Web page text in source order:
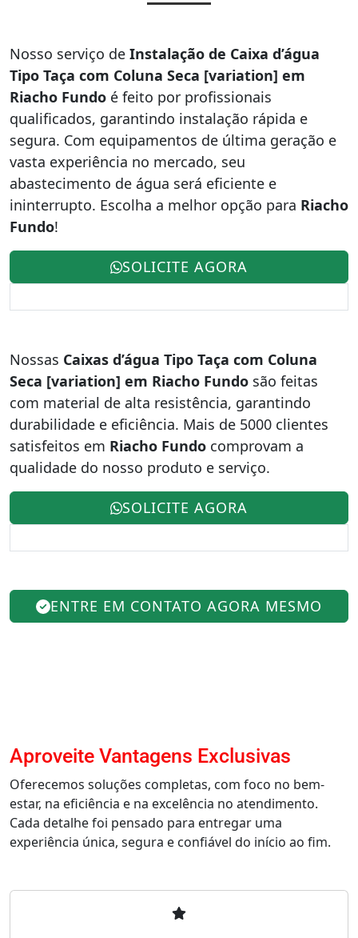
Nosso serviço de Instalação de Caixa d’água
Tipo Taça com Coluna Seca [variation] em
Riacho Fundo é feito por profissionais
qualificados, garantindo instalação rápida e
segura. Com equipamentos de última geração e
vasta experiência no mercado, seu
abastecimento de água será eficiente e
ininterrupto. Escolha a melhor opção para Riacho
Fundo!
SOLICITE AGORA
Nossas Caixas d’água Tipo Taça com Coluna
Seca [variation] em Riacho Fundo são feitas
com material de alta resistência, garantindo
durabilidade e eficiência. Mais de 5000 clientes
satisfeitos em Riacho Fundo comprovam a
qualidade do nosso produto e serviço.
SOLICITE AGORA
ENTRE EM CONTATO AGORA MESMO
Aproveite Vantagens Exclusivas
Oferecemos soluções completas, com foco no bem-
estar, na eficiência e na excelência no atendimento.
Cada detalhe foi pensado para entregar uma
experiência única, segura e confiável do início ao fim.